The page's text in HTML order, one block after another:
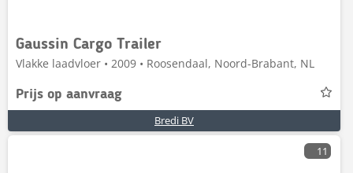
Gaussin Cargo Trailer
Vlakke laadvloer • 2009 • Roosendaal, Noord-Brabant, NL
Prijs op aanvraag
Bredi BV
11